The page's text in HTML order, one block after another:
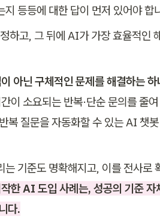
등등에 대한 답이 먼저 있어야 합
하고, 그 뒤에 AI가 가장 효율적인
아닌 구체적인 문제를 해결하는
이 소요되는 반복·단순 문의를 줄
복 질문을 자동화할 수 있는 AI 챗
기준도 명확해지고, 이를 전사로
한 AI 도입 사례는, 성공의 기준 자
다.